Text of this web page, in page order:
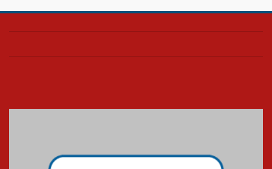
Confira como foi o culto mensal